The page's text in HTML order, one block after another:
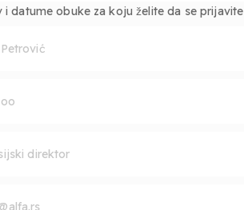
i datume obuke za koju želite da se prijavite